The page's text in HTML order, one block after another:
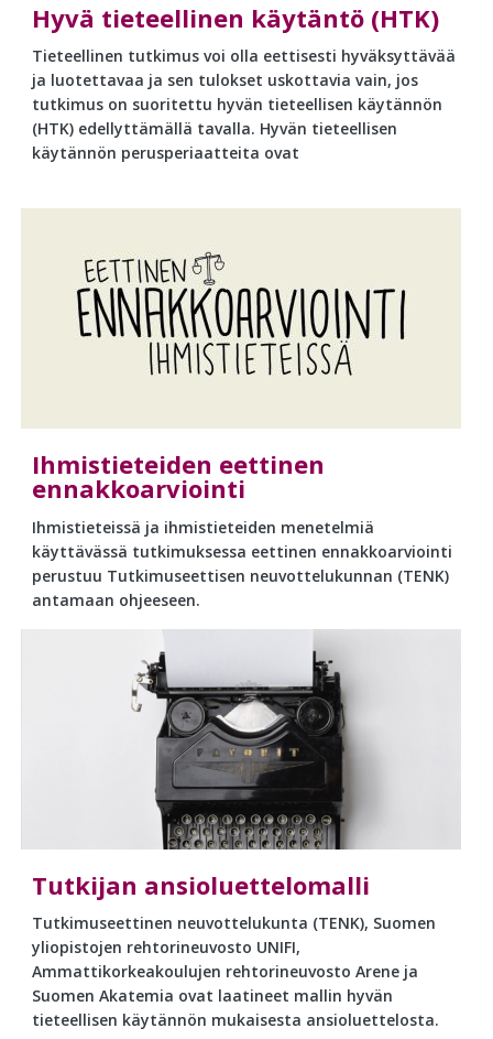
Hyvä tieteellinen käytäntö (HTK)
Tieteellinen tutkimus voi olla eettisesti hyväksyttävää
ja luotettavaa ja sen tulokset uskottavia vain, jos
tutkimus on suoritettu hyvän tieteellisen käytännön
(HTK) edellyttämällä tavalla. Hyvän tieteellisen
käytännön perusperiaatteita ovat
Ihmistieteiden eettinen
ennakkoarviointi
Ihmistieteissä ja ihmistieteiden menetelmiä
käyttävässä tutkimuksessa eettinen ennakkoarviointi
perustuu Tutkimuseettisen neuvottelukunnan (TENK)
antamaan ohjeeseen.
Tutkijan ansioluettelomalli
Tutkimuseettinen neuvottelukunta (TENK), Suomen
yliopistojen rehtorineuvosto UNIFI,
Ammattikorkeakoulujen rehtorineuvosto Arene ja
Suomen Akatemia ovat laatineet mallin hyvän
tieteellisen käytännön mukaisesta ansioluettelosta.